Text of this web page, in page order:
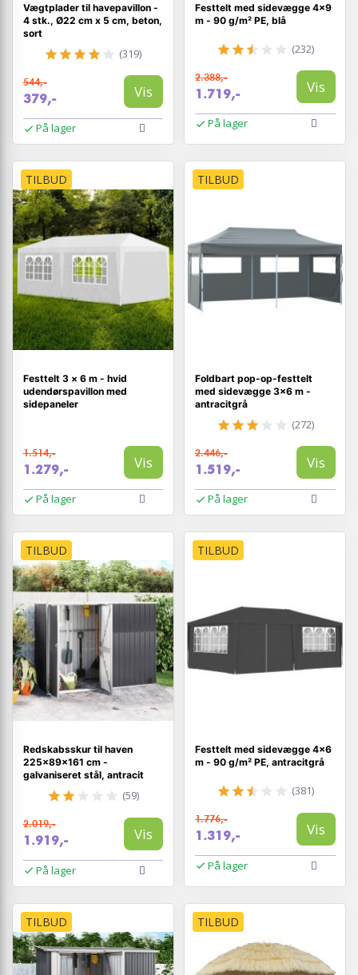
Vægtplader til havepavillon -
4 stk., Ø22 cm x 5 cm, beton,
sort
(319)
544,-
379,- Vis
På lager
Festtelt med sidevægge 4×9
m - 90 g/m² PE, blå
(232)
2.388,-
1.719,- Vis
På lager
TILBUD
Festtelt 3 × 6 m - hvid
udendørspavillon med
sidepaneler
1.514,-
1.279,- Vis
På lager
TILBUD
Foldbart pop-op-festtelt
med sidevægge 3×6 m -
antracitgrå
(272)
2.446,-
1.519,- Vis
På lager
TILBUD
Redskabsskur til haven
225×89×161 cm -
galvaniseret stål, antracit
(59)
2.019,-
1.919,- Vis
På lager
TILBUD
Festtelt med sidevægge 4×6
m - 90 g/m² PE, antracitgrå
(381)
1.776,-
1.319,- Vis
På lager
TILBUD TILBUD